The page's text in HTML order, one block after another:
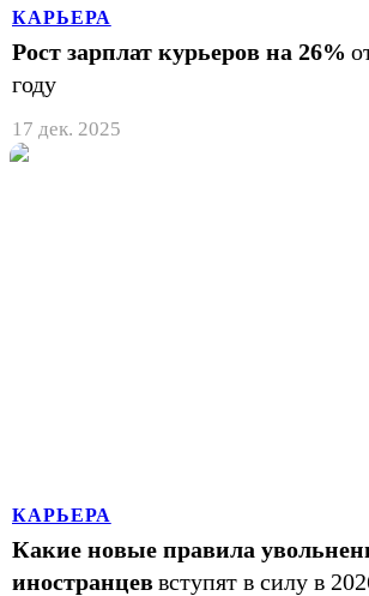
КАРЬЕРА
Рост зарплат курьеров на 26%
году
17 дек. 2025
КАРЬЕРА
Какие новые правила
иностранцеввступят в силу в